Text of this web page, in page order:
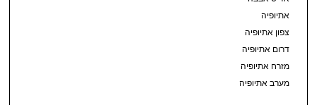
אתיופיה
צפון אתיופיה
דרום אתיופיה
מזרח אתיופיה
מערב אתיופיה